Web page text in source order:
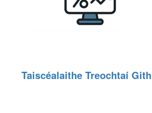
Taiscéalaithe Treochtaí